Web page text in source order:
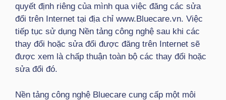
quyết định riêng của mình qua việc đăng các sửa
đổi trên Internet tại địa chỉ www.Bluecare.vn. Việc
tiếp tục sử dụng Nền tảng công nghệ sau khi các
thay đổi hoặc sửa đổi được đăng trên Internet sẽ
được xem là chấp thuận toàn bộ các thay đổi hoặc
sửa đổi đó.
Nền tảng công nghệ Bluecare cung cấp một môi